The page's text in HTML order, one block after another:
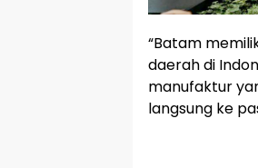
“Batam
daerah di
manufaktur
langsung ke